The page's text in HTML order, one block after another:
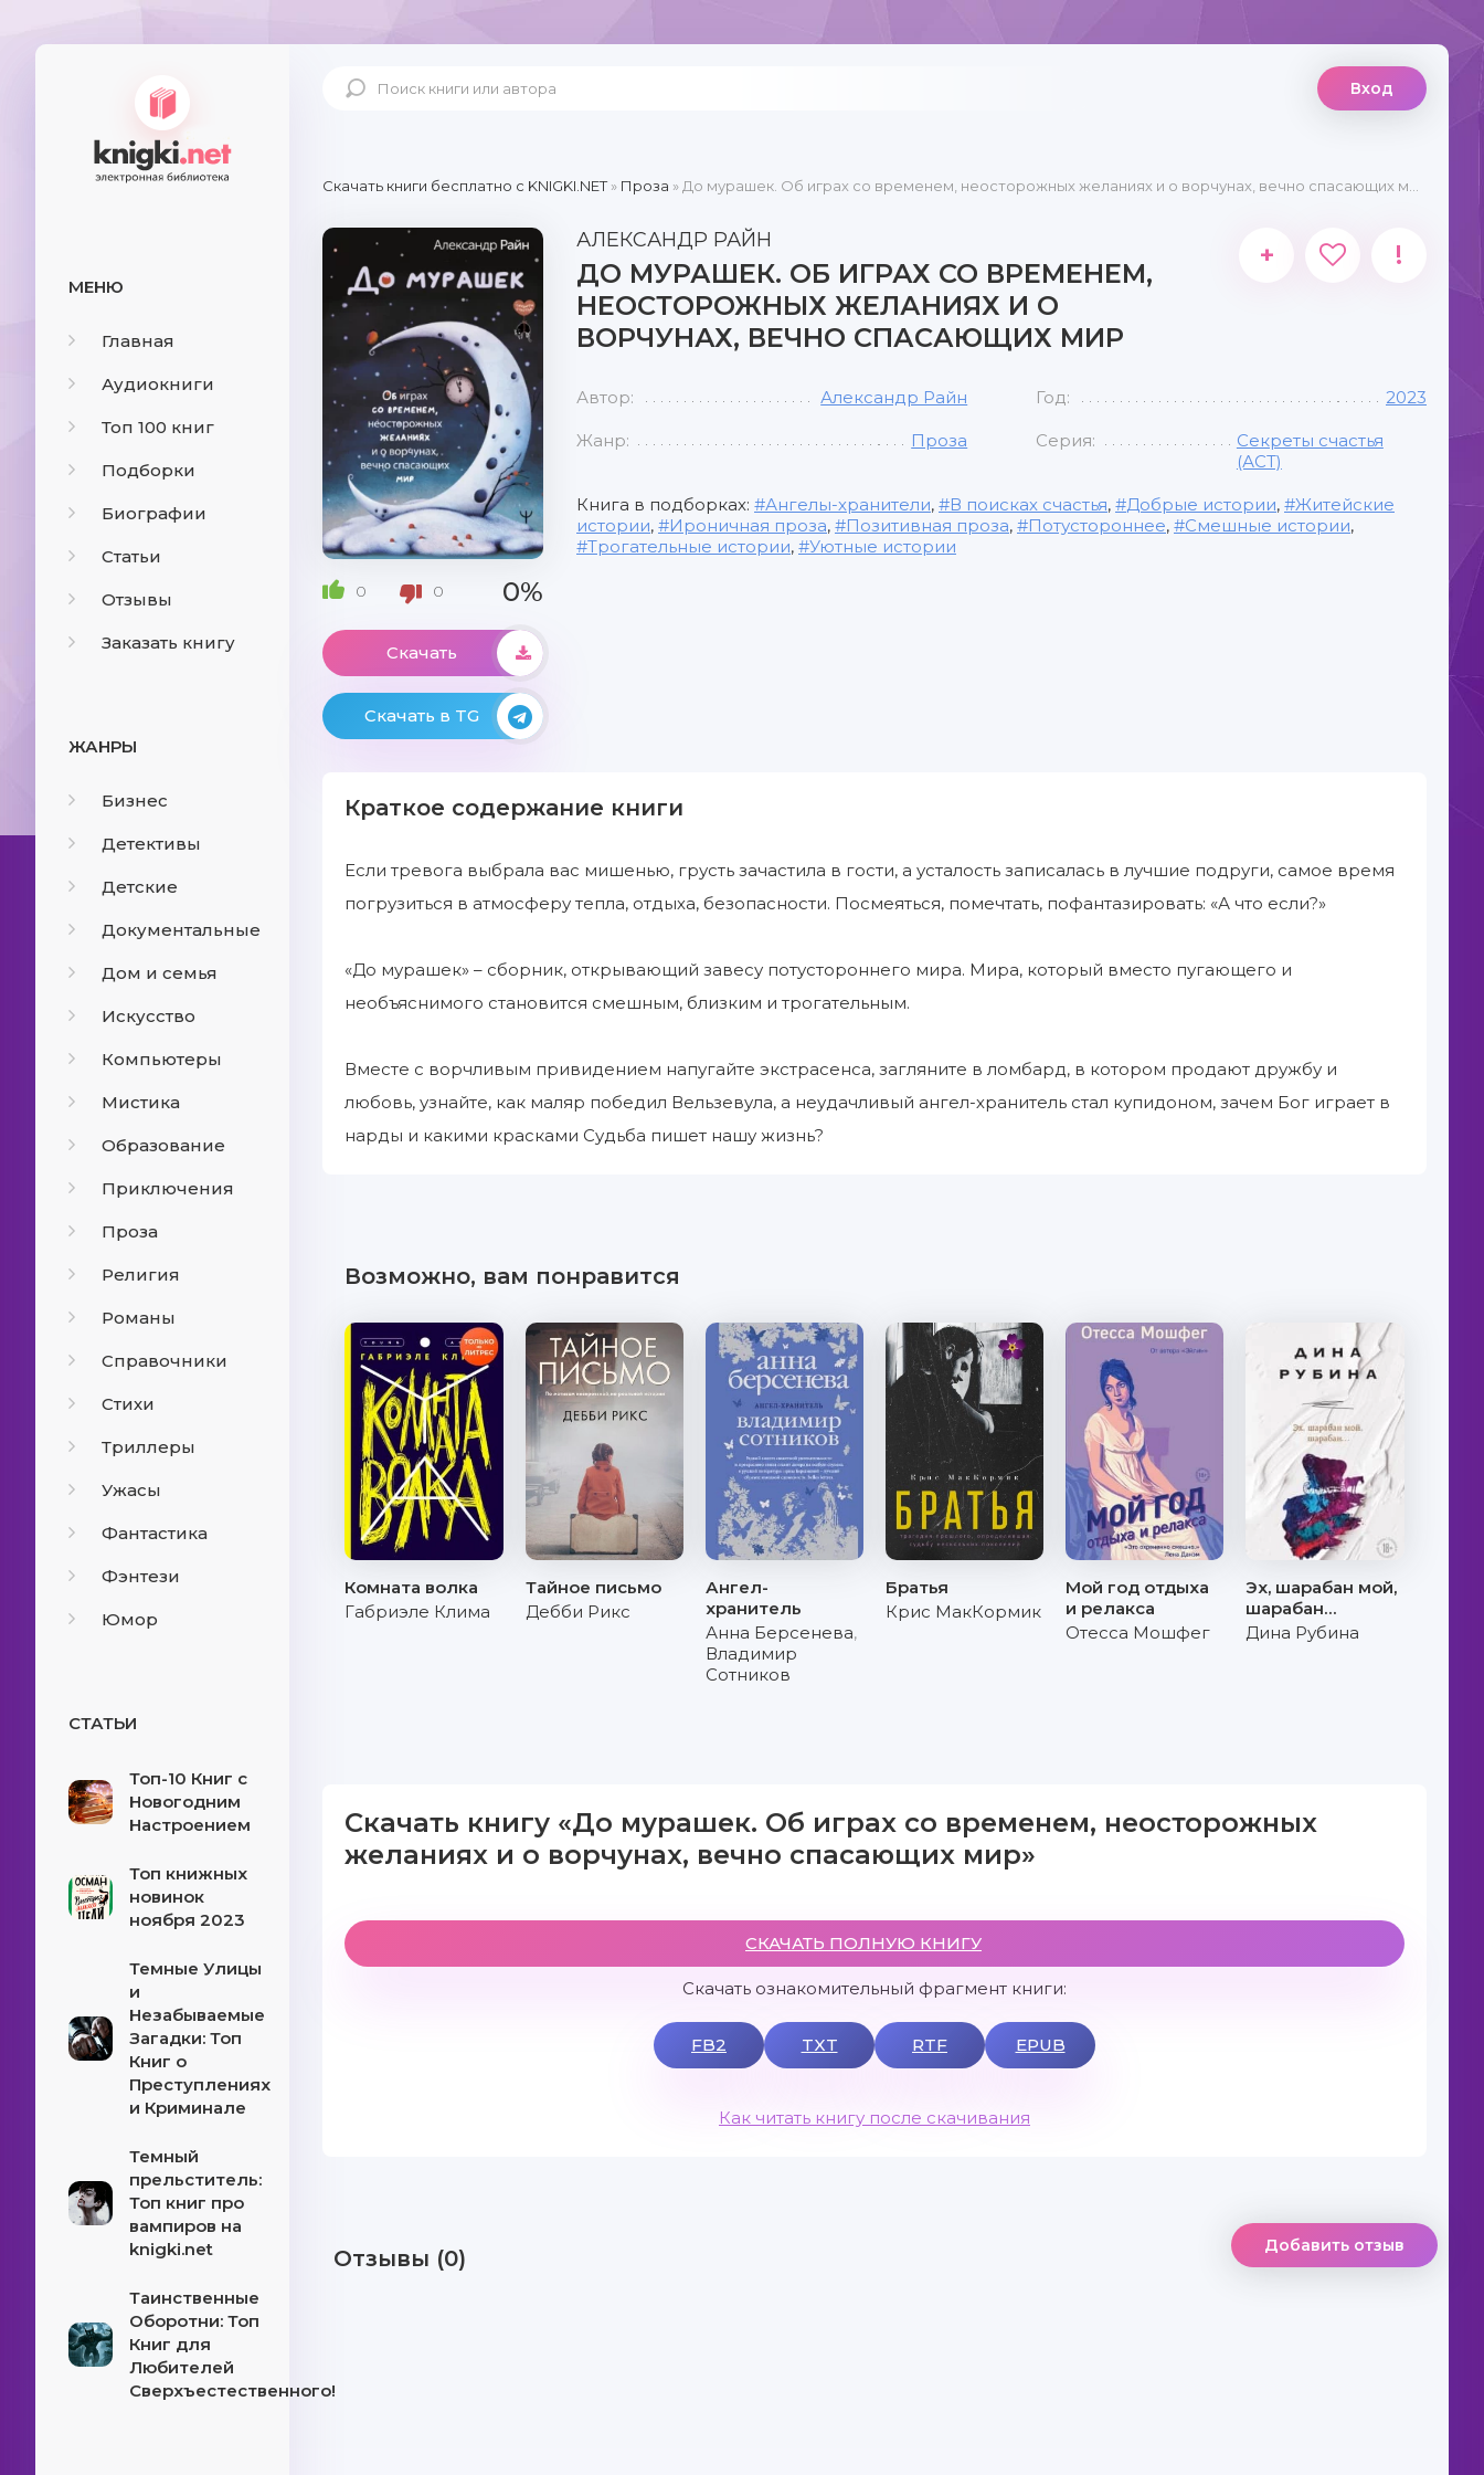
МЕНЮ
Главная
Аудиокниги
Топ 100 книг
Подборки
Биографии
Статьи
Отзывы
Заказать книгу
ЖАНРЫ
Бизнес
Детективы
Детские
Документальные
Дом и семья
Искусство
Компьютеры
Мистика
Образование
Приключения
Проза
Религия
Романы
Справочники
Стихи
Триллеры
Ужасы
Фантастика
Фэнтези
Юмор
СТАТЬИ
Топ-10 Книг с
Новогодним
Настроением
Топ книжных
новинок
ноября 2023
Темные Улицы
и
Незабываемые
Загадки: Топ
Книг о
Преступлениях
и Криминале
Темный
прельститель:
Топ книг про
вампиров на
knigki.net
Таинственные
Оборотни: Топ
Книг для
Любителей
Сверхъестественного!
Вход
Скачать книги бесплатно c KNIGKI.NET» Проза » До мурашек. Об играх со временем, неосторожных желаниях и о ворчунах, вечно спасающих мир
0 0 0%
Скачать
Скачать в TG
АЛЕКСАНДР РАЙН
ДО МУРАШЕК. ОБ ИГРАХ СО ВРЕМЕНЕМ,
НЕОСТОРОЖНЫХ ЖЕЛАНИЯХ И О
ВОРЧУНАХ, ВЕЧНО СПАСАЮЩИХ МИР
+ !
Автор: Александр Райн Год: 2023
Жанр: Проза Серия:
Секреты счастья
(АСТ)
Книга в подборках: Ангелы-хранители, В поисках счастья, Добрые истории,
Житейские
истории, Ироничная проза, Позитивная проза, Потустороннее, Смешные истории,
Трогательные истории, Уютные истории
Краткое содержание книги
Если тревога выбрала вас мишенью, грусть зачастила в гости, а усталость записалась в лучшие подруги, самое время
погрузиться в атмосферу тепла, отдыха, безопасности. Посмеяться, помечтать, пофантазировать: «А что если?»
«До мурашек» – сборник, открывающий завесу потустороннего мира. Мира, который вместо пугающего и
необъяснимого становится смешным, близким и трогательным.
Вместе с ворчливым привидением напугайте экстрасенса, загляните в ломбард, в котором продают дружбу и
любовь, узнайте, как маляр победил Вельзевула, а неудачливый ангел-хранитель стал купидоном, зачем Бог играет в
нарды и какими красками Судьба пишет нашу жизнь?
Возможно, вам понравится
Комната волка
Габриэле Клима
Тайное письмо
Дебби Рикс
Ангел-
хранитель
Анна Берсенева,
Владимир
Сотников
Братья
Крис МакКормик
Мой год отдыха
и релакса
Отесса Мошфег
Эх, шарабан мой,
шарабан…
Дина Рубина
Скачать книгу «До мурашек. Об играх со временем, неосторожных
желаниях и о ворчунах, вечно спасающих мир»
СКАЧАТЬ ПОЛНУЮ КНИГУ
Скачать ознакомительный фрагмент книги:
FB2 TXT RTF EPUB
Как читать книгу после скачивания
Отзывы (0) Добавить отзыв